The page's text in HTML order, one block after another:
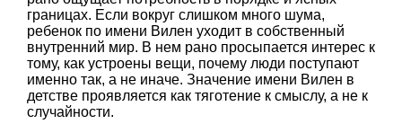
границах. Если вокруг слишком много шума,
ребенок по имени Вилен уходит в собственный
внутренний мир. В нем рано просыпается интерес к
тому, как устроены вещи, почему люди поступают
именно так, а не иначе. Значение имени Вилен в
детстве проявляется как тяготение к смыслу, а не к
случайности.